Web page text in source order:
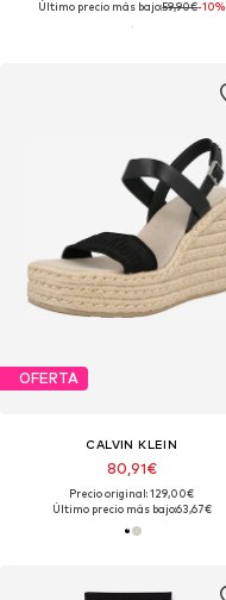
Último precio más bajo:59,90€-10%
OFERTA
CALVIN KLEIN
80,91€
Precio original: 129,00€
Último precio más bajo:63,67€